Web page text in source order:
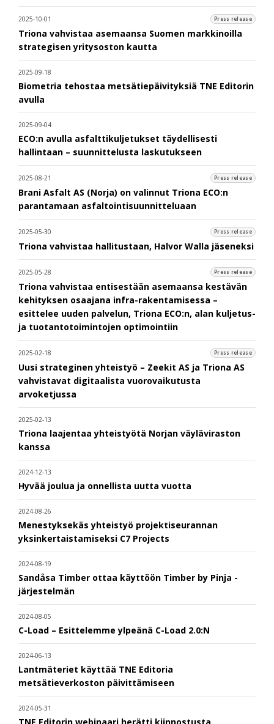
2025-10-01 Press release
Triona vahvistaa asemaansa Suomen markkinoilla
strategisen yritysoston kautta
2025-09-18
Biometria tehostaa metsätiepäivityksiä TNE Editorin
avulla
2025-09-04
ECO:n avulla asfalttikuljetukset täydellisesti
hallintaan – suunnittelusta laskutukseen
2025-08-21 Press release
Brani Asfalt AS (Norja) on valinnut Triona ECO:n
parantamaan asfaltointisuunnitteluaan
2025-05-30 Press release
Triona vahvistaa hallitustaan, Halvor Walla jäseneksi
2025-05-28 Press release
Triona vahvistaa entisestään asemaansa kestävän
kehityksen osaajana infra-rakentamisessa –
esittelee uuden palvelun, Triona ECO:n, alan kuljetus-
ja tuotantotoimintojen optimointiin
2025-02-18 Press release
Uusi strateginen yhteistyö – Zeekit AS ja Triona AS
vahvistavat digitaalista vuorovaikutusta
arvoketjussa
2025-02-13
Triona laajentaa yhteistyötä Norjan väyläviraston
kanssa
2024-12-13
Hyvää joulua ja onnellista uutta vuotta
2024-08-26
Menestyksekäs yhteistyö projektiseurannan
yksinkertaistamiseksi C7 Projects
2024-08-19
Sandåsa Timber ottaa käyttöön Timber by Pinja -
järjestelmän
2024-08-05
C-Load – Esittelemme ylpeänä C-Load 2.0:N
2024-06-13
Lantmäteriet käyttää TNE Editoria
metsätieverkoston päivittämiseen
2024-05-31